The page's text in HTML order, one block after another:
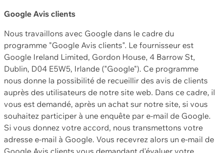
Google Avis clients
Nous travaillons avec Google dans le cadre du
programme "Google Avis clients". Le fournisseur est
Google Ireland Limited, Gordon House, 4 Barrow St,
Dublin, D04 E5W5, Irlande ("Google"). Ce programme
nous donne la possibilité de recueillir des avis de clients
auprès des utilisateurs de notre site web. Dans ce cadre, il
vous est demandé, après un achat sur notre site, si vous
souhaitez participer à une enquête par e-mail de Google.
Si vous donnez votre accord, nous transmettons votre
adresse e-mail à Google. Vous recevrez alors un e-mail de